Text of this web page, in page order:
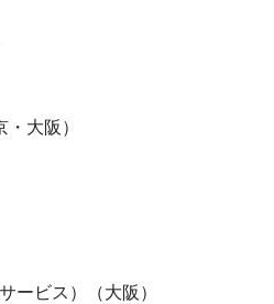
大阪）
ービス）（大阪）